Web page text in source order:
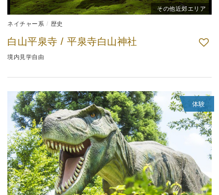
その他近郊エリア
ネイチャー系 歴史
白山平泉寺 / 平泉寺白山神社
境内見学自由
体験